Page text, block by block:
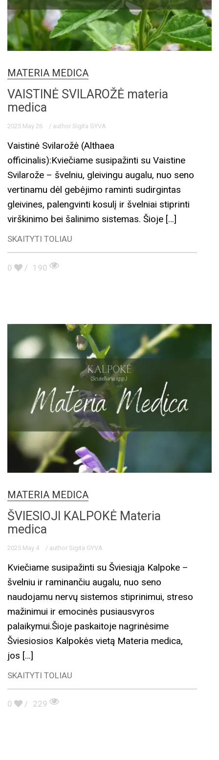
MATERIA MEDICA
VAISTINĖ SVILAROŽĖ materia
medica
2025 May 26 / author Sigita GYVA
Vaistinė Svilarožė (Althaea
officinalis):Kviečiame susipažinti su Vaistine
Svilarože – švelniu, gleivingu augalu, nuo seno
vertinamu dėl gebėjimo raminti sudirgintas
gleivines, palengvinti kosulį ir švelniai stiprinti
virškinimo bei šalinimo sistemas. Šioje […]
SKAITYTI TOLIAU
0 / 190
MATERIA MEDICA
ŠVIESIOJI KALPOKĖ Materia
medica
2025 May 4 / author Sigita GYVA
Kviečiame susipažinti su Šviesiąja Kalpoke –
švelniu ir raminančiu augalu, nuo seno
naudojamu nervų sistemos stiprinimui, streso
mažinimui ir emocinės pusiausvyros
palaikymui.Šioje paskaitoje nagrinėsime
Šviesiosios Kalpokės vietą Materia medica,
jos […]
SKAITYTI TOLIAU
0 / 229